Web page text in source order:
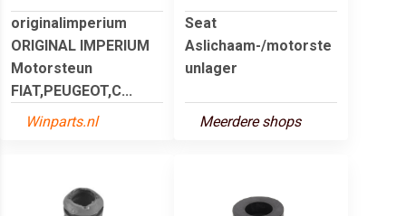
originalimperium
ORIGINAL IMPERIUM
Motorsteun
FIAT,PEUGEOT,C...
Winparts.nl
Seat
Aslichaam-/motorste
unlager
Meerdere shops